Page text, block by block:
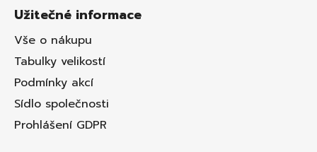
Užitečné informace
Vše o nákupu
Tabulky velikostí
Podmínky akcí
Sídlo společnosti
Prohlášení GDPR